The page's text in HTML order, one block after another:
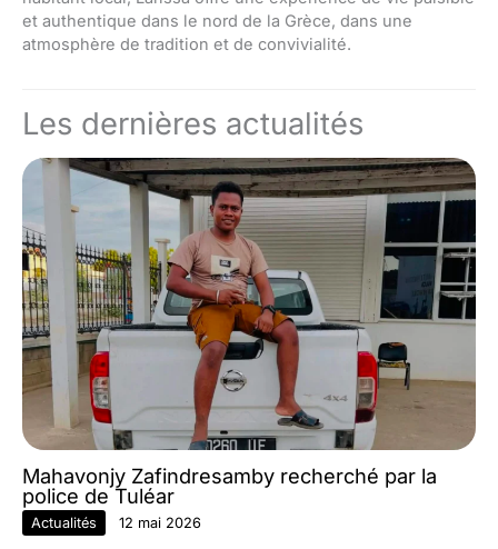
et authentique dans le nord de la Grèce, dans une
atmosphère de tradition et de convivialité.
Les dernières actualités
Mahavonjy Zafindresamby recherché par la
police de Tuléar
Actualités 12 mai 2026